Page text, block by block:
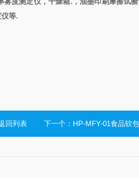
等.
回列表 下一个： HP-MFY-01食品软